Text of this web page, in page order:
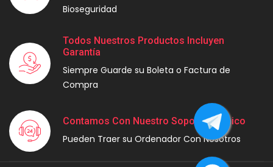
Bioseguridad
Todos Nuestros Productos Incluyen
Garantía
Siempre Guarde su Boleta o Factura de
Compra
Contamos Con Nuestro Soporte Técnico
Pueden Traer su Ordenador Con Nosotros